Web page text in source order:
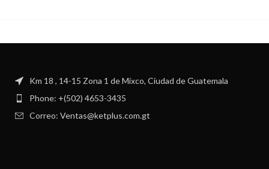
Km 18 , 14-15 Zona 1 de Mixco, Ciudad de Guatemala
Phone: +(502) 4653-3435
Correo: Ventas@ketplus.com.gt